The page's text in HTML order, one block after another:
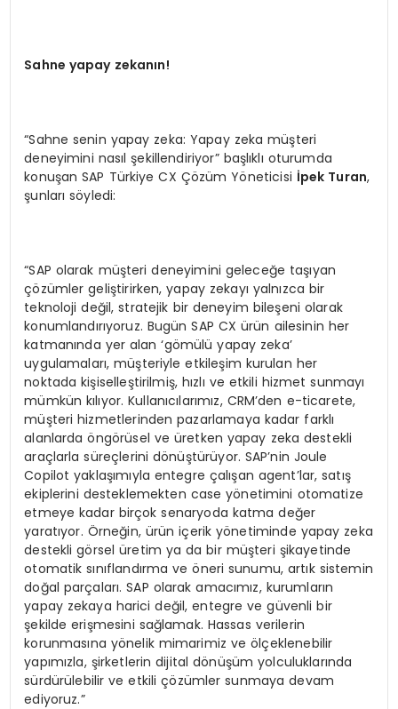
Sahne yapay zekanın!
“Sahne senin yapay zeka: Yapay zeka müşteri
deneyimini nasıl şekillendiriyor” başlıklı oturumda
konuşan SAP Türkiye CX Çözüm Yöneticisi İpek Turan,
şunları söyledi:
“SAP olarak müşteri deneyimini geleceğe taşıyan
çözümler geliştirirken, yapay zekayı yalnızca bir
teknoloji değil, stratejik bir deneyim bileşeni olarak
konumlandırıyoruz. Bugün SAP CX ürün ailesinin her
katmanında yer alan ‘gömülü yapay zeka’
uygulamaları, müşteriyle etkileşim kurulan her
noktada kişiselleştirilmiş, hızlı ve etkili hizmet sunmayı
mümkün kılıyor. Kullanıcılarımız, CRM’den e-ticarete,
müşteri hizmetlerinden pazarlamaya kadar farklı
alanlarda öngörüsel ve üretken yapay zeka destekli
araçlarla süreçlerini dönüştürüyor. SAP’nin Joule
Copilot yaklaşımıyla entegre çalışan agent’lar, satış
ekiplerini desteklemekten case yönetimini otomatize
etmeye kadar birçok senaryoda katma değer
yaratıyor. Örneğin, ürün içerik yönetiminde yapay zeka
destekli görsel üretim ya da bir müşteri şikayetinde
otomatik sınıflandırma ve öneri sunumu, artık sistemin
doğal parçaları. SAP olarak amacımız, kurumların
yapay zekaya harici değil, entegre ve güvenli bir
şekilde erişmesini sağlamak. Hassas verilerin
korunmasına yönelik mimarimiz ve ölçeklenebilir
yapımızla, şirketlerin dijital dönüşüm yolculuklarında
sürdürülebilir ve etkili çözümler sunmaya devam
ediyoruz.”